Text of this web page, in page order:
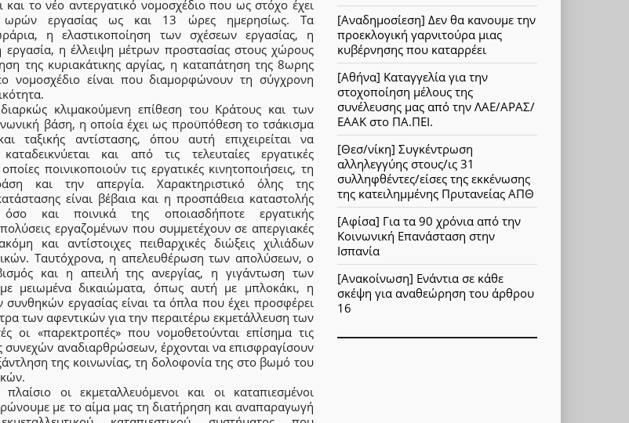
και το νέο αντεργατικό νομοσχέδιο που ως στόχο έχει
εργασίας ως και 13 ώρες ημερησίως. Τα
η ελαστικοποίηση των σχέσεων εργασίας, η
η έλλειψη μέτρων προστασίας στους χώρους
της κυριακάτικης αργίας, η καταπάτηση της 8ωρης
νομοσχέδιο είναι που διαμορφώνουν τη σύγχρονη
κλιμακούμενη επίθεση του Κράτους και των
βάση, η οποία έχει ως προϋπόθεση το τσάκισμα
ταξικής αντίστασης, όπου αυτή επιχειρείται να
και από τις τελευταίες εργατικές
ποινικοποιούν τις εργατικές κινητοποιήσεις, τη
και την απεργία. Χαρακτηριστικό όλης της
είναι βέβαια και η προσπάθεια καταστολής
όσο και ποινικά της οποιασδήποτε εργατικής
εργαζομένων που συμμετέχουν σε απεργιακές
και αντίστοιχες πειθαρχικές διώξεις χιλιάδων
Ταυτόχρονα, η απελευθέρωση των απολύσεων, ο
και η απειλή της ανεργίας, η γιγάντωση των
μειωμένα δικαιώματα, όπως αυτή με μπλοκάκι, η
συνθηκών εργασίας είναι τα όπλα που έχει προσφέρει
των αφεντικών για την περαιτέρω εκμετάλλευση των
οι «παρεκτροπές» που νομοθετούνται επίσημα τις
συνεχών αναδιαρθρώσεων, έρχονται να επισφραγίσουν
της κοινωνίας, τη δολοφονία της στο βωμό του
οι εκμεταλλευόμενοι και οι καταπιεσμένοι
με το αίμα μας τη διατήρηση και αναπαραγωγή
[Αναδημοσίεση] Δεν θα κανουμε την
προεκλογική γαρνιτούρα μιας
κυβέρνησης που καταρρέει
[Αθήνα] Καταγγελία για την
στοχοποίηση μέλους της
συνέλευσης μας από την ΛΑΕ/ΑΡΑΣ/
ΕΑΑΚ στο ΠΑ.ΠΕΙ.
[Θεσ/νίκη] Συγκέντρωση
αλληλεγγύης στους/ις 31
συλληφθέντες/είσες της εκκένωσης
της κατειλημμένης Πρυτανείας ΑΠΘ
[Αφίσα] Για τα 90 χρόνια από την
Κοινωνική Επανάσταση στην
Ισπανία
[Ανακοίνωση] Ενάντια σε κάθε
σκέψη για αναθεώρηση του άρθρου
16